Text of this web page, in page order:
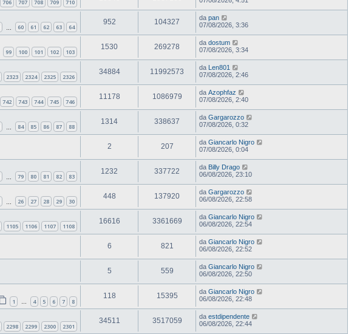
706 707 708 709 710
60 61 62 63 64
952 104327 da pan
07/08/2026, 3:36
99 100 101 102 103
1530 269278 da dostum
07/08/2026, 3:34
2323 2324 2325 2326
34884 11992573 da Len801
07/08/2026, 2:46
742 743 744 745 746
11178 1086979 da Azophfaz
07/08/2026, 2:40
84 85 86 87 88
1314 338637 da Gargarozzo
07/08/2026, 0:32
2 207 da Giancarlo Nigro
07/08/2026, 0:04
79 80 81 82 83
1232 337722 da Billy Drago
06/08/2026, 23:10
26 27 28 29 30
448 137920 da Gargarozzo
06/08/2026, 22:58
1105 1106 1107 1108
16616 3361669 da Giancarlo Nigro
06/08/2026, 22:54
6 821 da Giancarlo Nigro
06/08/2026, 22:52
5 559 da Giancarlo Nigro
06/08/2026, 22:50
1 4 5 6 7 8
118 15395 da Giancarlo Nigro
06/08/2026, 22:48
2298 2299 2300 2301
34511 3517059 da estdipendente
06/08/2026, 22:44